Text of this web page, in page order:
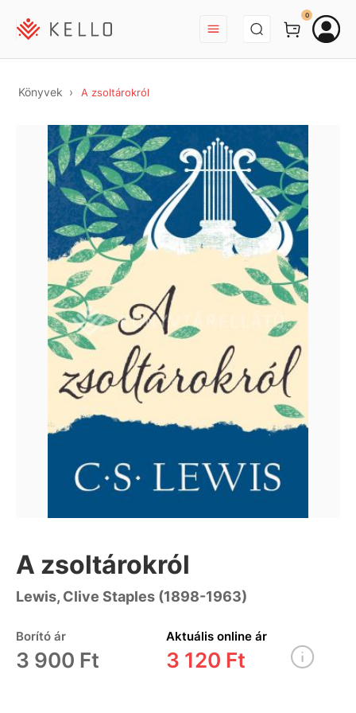
BEJELENTKEZÉS
0
Könyvek A zsoltárokról
A zsoltárokról
Lewis, Clive Staples (1898-1963)
Borító ár
3 900 Ft
Aktuális online ár
3 120 Ft